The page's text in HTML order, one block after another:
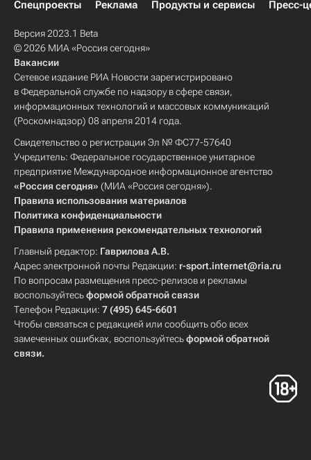
Спецпроекты
Реклама Продукты и сервисы Пресс-
Версия 2023.1 Beta
© 2026 МИА «Россия сегодня»
Вакансии
Сетевое издание РИА Новости зарегистрировано
в Федеральной службе по надзору в сфере связи,
информационных технологий и массовых коммуникаций
(Роскомнадзор) 08 апреля 2014 года.
Свидетельство о регистрации Эл № ФС77-57640
Учредитель: Федеральное государственное унитарное
предприятие Международное информационное агентство
«Россия сегодня» (МИА «Россия сегодня»).
Правила использования материалов
Политика конфиденциальности
Правила применения рекомендательных технологий
Главный редактор: Гаврилова А.В.
Адрес электронной почты Редакции: r-sport.internet@ria.ru
По вопросам размещения пресс-релизов и рекламы
воспользуйтесьформой обратной связи
Телефон Редакции: 7 (495) 645-6601
Чтобы связаться с редакцией или сообщить обо всех
замеченных ошибках, воспользуйтесьформой обратной
связи.